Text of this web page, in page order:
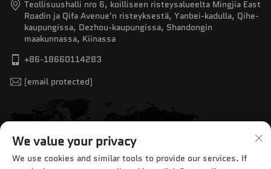
Teollisuushalli nro 6, koilliseen risteysalueelta Mingjia East
Roadin ja Qifa Avenue'n risteyksestä, Yanbei-kadulla, Qihe-
kaupungissa, Dezhou-kaupungissa, Shandongin
maakunnassa, Kiinassa
+86-18660114283
[email protected]
We value your privacy
We use cookies and similar tools to provide our services. If